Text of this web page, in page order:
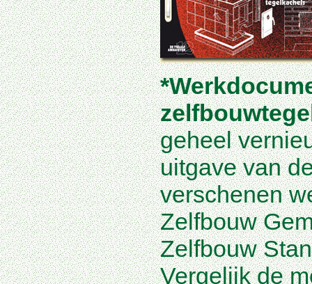
geheel
uitgave van
verschenen
Zelfbouw
Zelfbouw
Vergelijk de